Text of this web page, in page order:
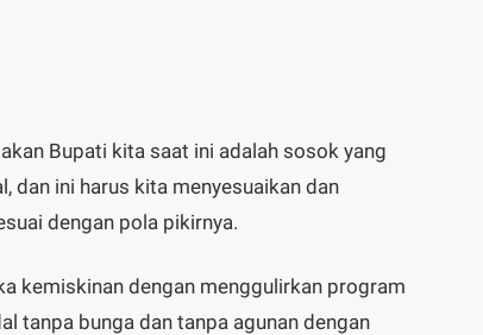
Bupati kita saat ini adalah sosok yang
dan ini harus kita menyesuaikan dan
dengan pola pikirnya.
kemiskinan dengan menggulirkan program
tanpa bunga dan tanpa agunan dengan